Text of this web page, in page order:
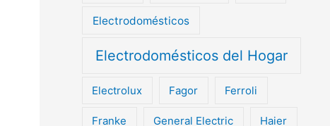
Electrodomésticos
Electrodomésticos del Hogar
Electrolux Fagor Ferroli
Franke General Electric Haier